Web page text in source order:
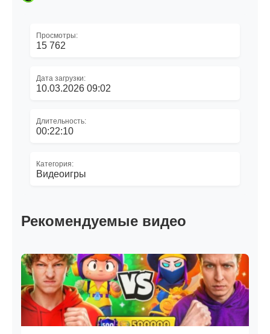
Просмотры:
15 762
Дата загрузки:
10.03.2026 09:02
Длительность:
00:22:10
Категория:
Видеоигры
Рекомендуемые видео